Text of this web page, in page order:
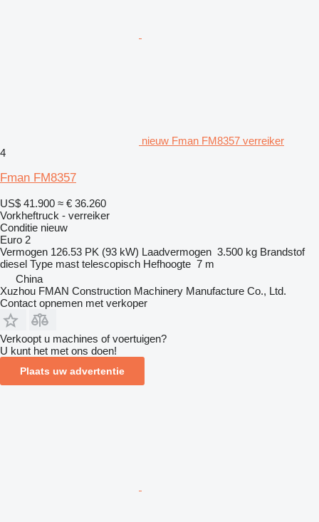
nieuw Fman FM8357 verreiker
4
Fman FM8357
US$ 41.900 ≈ € 36.260
Vorkheftruck - verreiker
Conditie nieuw
Euro 2
Vermogen 126.53 PK (93 kW) Laadvermogen 3.500 kg Brandstof
diesel Type mast telescopisch Hefhoogte 7 m
China
Xuzhou FMAN Construction Machinery Manufacture Co., Ltd.
Contact opnemen met verkoper
Verkoopt u machines of voertuigen?
U kunt het met ons doen!
Plaats uw advertentie